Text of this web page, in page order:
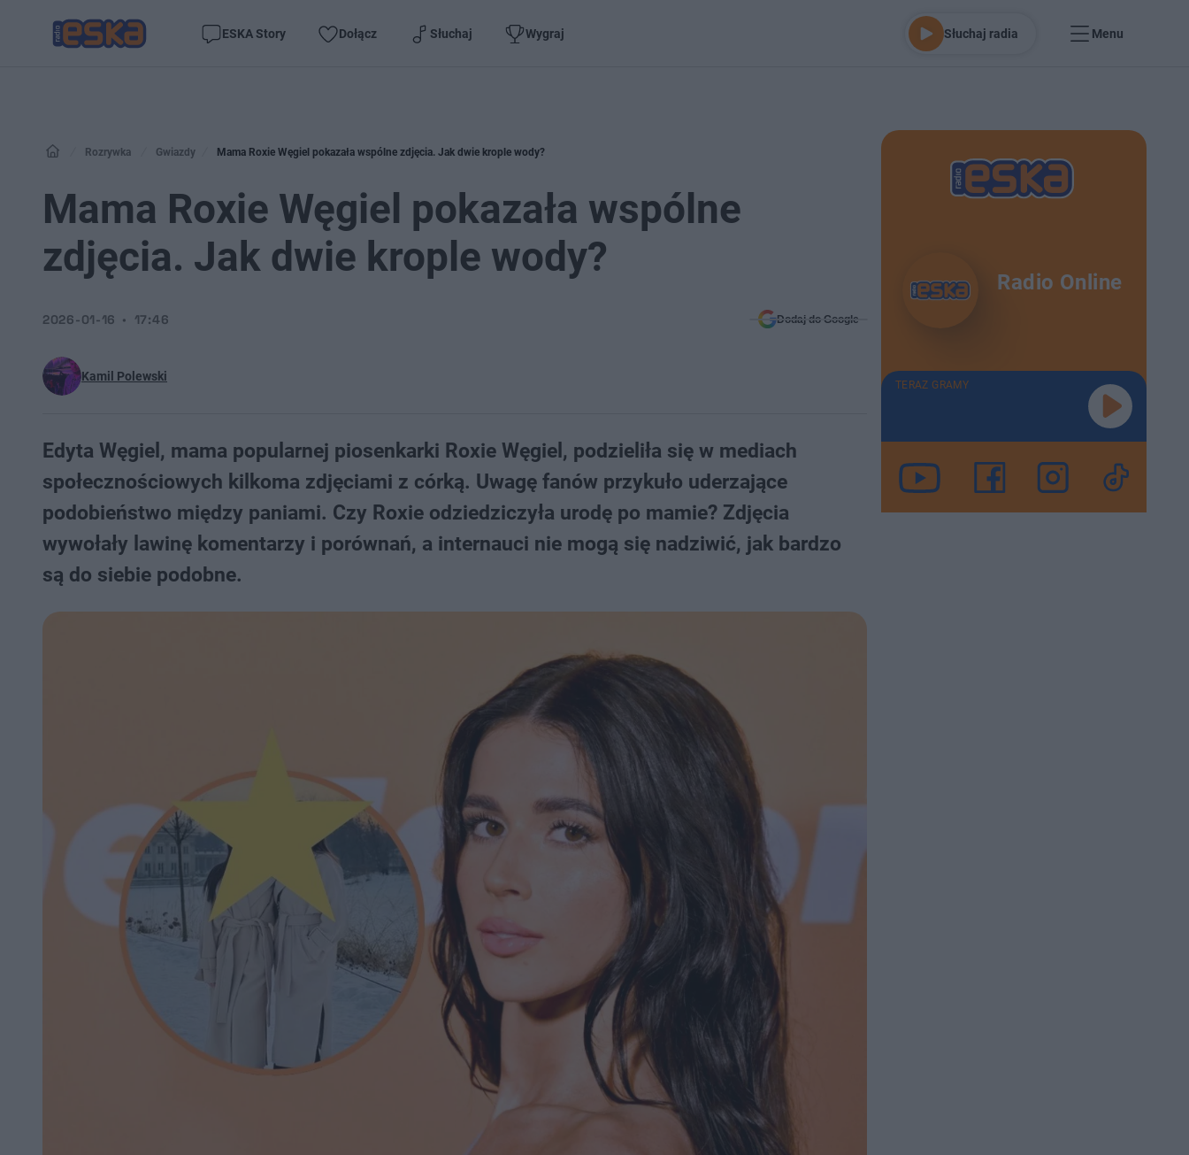
ESKA Story Dołącz Słuchaj Wygraj Słuchaj radia Menu
Rozrywka Gwiazdy Mama Roxie Węgiel pokazała wspólne zdjęcia. Jak dwie krople wody?
Mama Roxie Węgiel pokazała wspólne
zdjęcia. Jak dwie krople wody?
Kamil Polewski
2026-01-16 17:46 Dodaj do Google
Edyta Węgiel, mama popularnej piosenkarki Roxie Węgiel, podzieliła się w mediach
społecznościowych kilkoma zdjęciami z córką. Uwagę fanów przykuło uderzające
podobieństwo między paniami. Czy Roxie odziedziczyła urodę po mamie? Zdjęcia
wywołały lawinę komentarzy i porównań, a internauci nie mogą się nadziwić, jak bardzo
są do siebie podobne.
Radio Online
TERAZ GRAMY